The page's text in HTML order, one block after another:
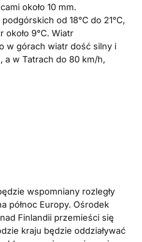
około 10 mm.
od 18°C do 21°C,
około 9°C. Wiatr
w górach wiatr dość silny i
w Tatrach do 80 km/h,
wspomniany rozległy
północ Europy. Ośrodek
Finlandii przemieści się
kraju będzie oddziaływać